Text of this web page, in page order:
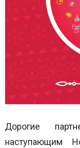
Дорогие
наступающим